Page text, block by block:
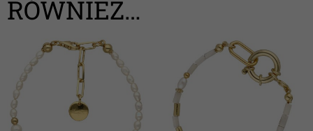
RÓWNIEŻ…